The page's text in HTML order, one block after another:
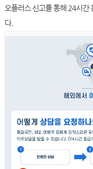
오플러스 신고를 통해 24시간
다.